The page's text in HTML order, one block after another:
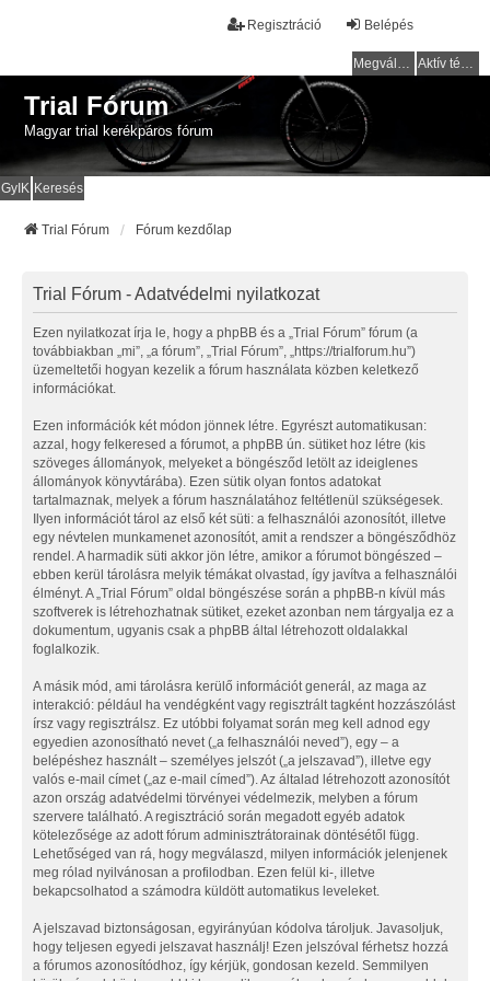
Belépés
Regisztráció
Megválaszolatlan témák Aktív témák
Trial Fórum
Magyar trial kerékpáros fórum
GyIK Keresés
Trial Fórum Fórum kezdőlap
Trial Fórum - Adatvédelmi nyilatkozat
Ezen nyilatkozat írja le, hogy a phpBB és a „Trial Fórum” fórum (a
továbbiakban „mi”, „a fórum”, „Trial Fórum”, „https://trialforum.hu”)
üzemeltetői hogyan kezelik a fórum használata közben keletkező
információkat.
Ezen információk két módon jönnek létre. Egyrészt automatikusan:
azzal, hogy felkeresed a fórumot, a phpBB ún. sütiket hoz létre (kis
szöveges állományok, melyeket a böngésződ letölt az ideiglenes
állományok könyvtárába). Ezen sütik olyan fontos adatokat
tartalmaznak, melyek a fórum használatához feltétlenül szükségesek.
Ilyen információt tárol az első két süti: a felhasználói azonosítót, illetve
egy névtelen munkamenet azonosítót, amit a rendszer a böngésződhöz
rendel. A harmadik süti akkor jön létre, amikor a fórumot böngészed –
ebben kerül tárolásra melyik témákat olvastad, így javítva a felhasználói
élményt. A „Trial Fórum” oldal böngészése során a phpBB-n kívül más
szoftverek is létrehozhatnak sütiket, ezeket azonban nem tárgyalja ez a
dokumentum, ugyanis csak a phpBB által létrehozott oldalakkal
foglalkozik.
A másik mód, ami tárolásra kerülő információt generál, az maga az
interakció: például ha vendégként vagy regisztrált tagként hozzászólást
írsz vagy regisztrálsz. Ez utóbbi folyamat során meg kell adnod egy
egyedien azonosítható nevet („a felhasználói neved”), egy – a
belépéshez használt – személyes jelszót („a jelszavad”), illetve egy
valós e-mail címet („az e-mail címed”). Az általad létrehozott azonosítót
azon ország adatvédelmi törvényei védelmezik, melyben a fórum
szervere található. A regisztráció során megadott egyéb adatok
kötelezősége az adott fórum adminisztrátorainak döntésétől függ.
Lehetőséged van rá, hogy megválaszd, milyen információk jelenjenek
meg rólad nyilvánosan a profilodban. Ezen felül ki-, illetve
bekapcsolhatod a számodra küldött automatikus leveleket.
A jelszavad biztonságosan, egyirányúan kódolva tároljuk. Javasoljuk,
hogy teljesen egyedi jelszavat használj! Ezen jelszóval férhetsz hozzá
a fórumos azonosítódhoz, így kérjük, gondosan kezeld. Semmilyen